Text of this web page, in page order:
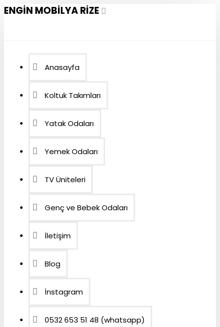
ENGIN MOBILYA RIZE
Anasayfa
Koltuk Takımları
Yatak Odaları
Yemek Odaları
TV Üniteleri
Genç ve Bebek Odaları
İletişim
Blog
İnstagram
0532 653 51 48 (whatsapp)